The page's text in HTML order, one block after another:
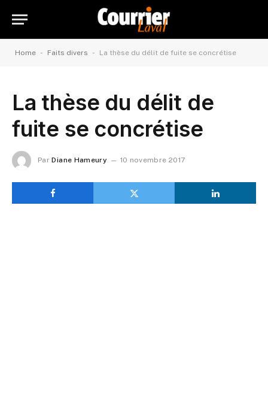
Home - Faits divers - La thèse du délit de fuite se concrétise
La thèse du délit de
fuite se concrétise
Par Diane Hameury 10 novembre 2017